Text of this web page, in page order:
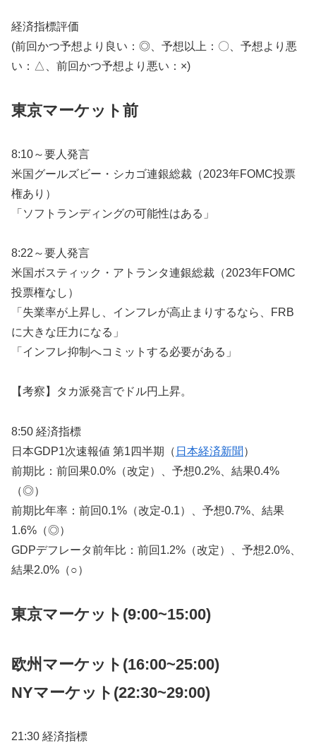
経済指標評価
(前回かつ予想より良い：◎、予想以上：〇、予想より悪
い：△、前回かつ予想より悪い：×)
東京マーケット前
8:10～要人発言
米国グールズビー・シカゴ連銀総裁（2023年FOMC投票
権あり）
「ソフトランディングの可能性はある」
8:22～要人発言
米国ボスティック・アトランタ連銀総裁（2023年FOMC
投票権なし）
「失業率が上昇し、インフレが高止まりするなら、FRB
に大きな圧力になる」
「インフレ抑制へコミットする必要がある」
【考察】タカ派発言でドル円上昇。
8:50 経済指標
日本GDP1次速報値 第1四半期（ 日本経済新聞 ）
前期比：前回果0.0%（改定）、予想0.2%、結果0.4%
（◎）
前期比年率：前回0.1%（改定-0.1）、予想0.7%、結果
1.6%（◎）
GDPデフレータ前年比：前回1.2%（改定）、予想2.0%、
結果2.0%（○）
東京マーケット(9:00~15:00)
欧州マーケット(16:00~25:00)
NYマーケット (22:30~29:00)
21:30 経済指標